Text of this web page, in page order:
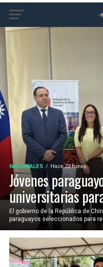
NACIONALES Hace 22 horas
Jóvenes
universitarias
El gobierno de la República de
paraguayos seleccionados para